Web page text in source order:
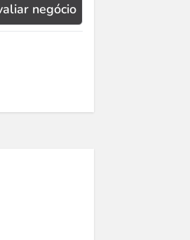
negócio